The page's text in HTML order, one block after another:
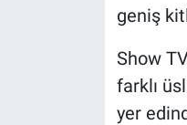
geniş
Show
farklı
yer